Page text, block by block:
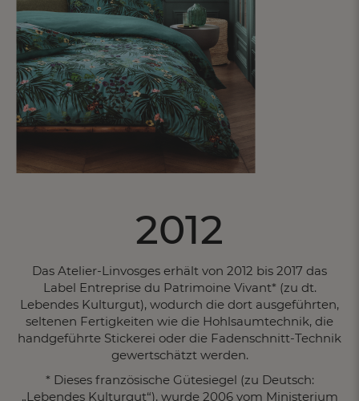
2012
Das Atelier-Linvosges erhält von 2012 bis 2017 das
Label Entreprise du Patrimoine Vivant* (zu dt.
Lebendes Kulturgut), wodurch die dort ausgeführten,
seltenen Fertigkeiten wie die Hohlsaumtechnik, die
handgeführte Stickerei oder die Fadenschnitt-Technik
gewertschätzt werden.
* Dieses französische Gütesiegel (zu Deutsch:
„Lebendes Kulturgut“), wurde 2006 vom Ministerium